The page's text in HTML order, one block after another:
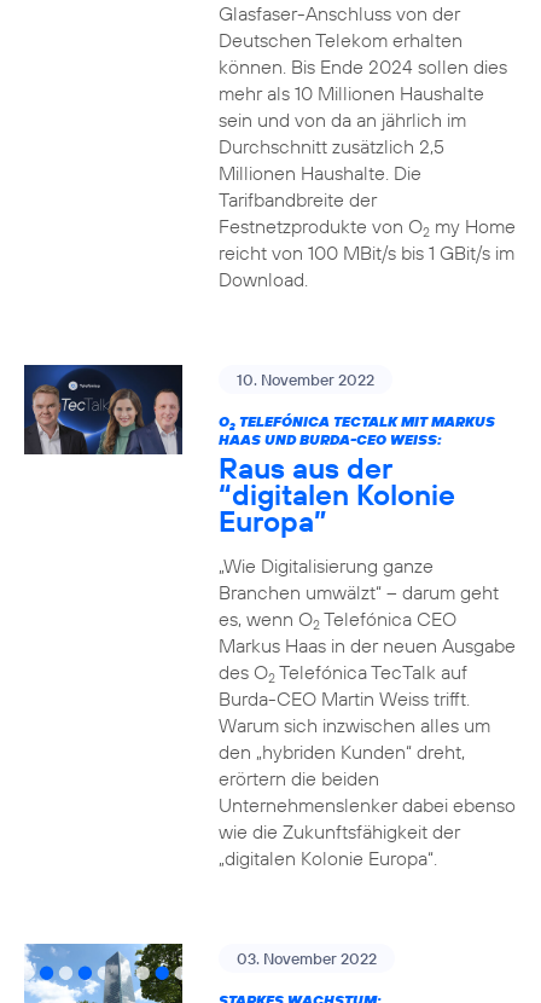
Glasfaser-Anschluss von der
Deutschen Telekom erhalten
können. Bis Ende 2024 sollen dies
mehr als 10 Millionen Haushalte
sein und von da an jährlich im
Durchschnitt zusätzlich 2,5
Millionen Haushalte. Die
Tarifbandbreite der
Festnetzprodukte von O2my Home
reicht von 100 MBit/s bis 1 GBit/s im
Download.
10. November 2022
O2TELEFÓNICA TECTALK MIT MARKUS
HAAS UND BURDA-CEO WEISS:
Raus aus der
“digitalen Kolonie
Europa”
„Wie Digitalisierung ganze
Branchen umwälzt“ – darum geht
es, wenn O2Telefónica CEO
Markus Haas in der neuen Ausgabe
des O2Telefónica TecTalk auf
Burda-CEO Martin Weiss trifft.
Warum sich inzwischen alles um
den „hybriden Kunden“ dreht,
erörtern die beiden
Unternehmenslenker dabei ebenso
wie die Zukunftsfähigkeit der
„digitalen Kolonie Europa“.
03. November 2022